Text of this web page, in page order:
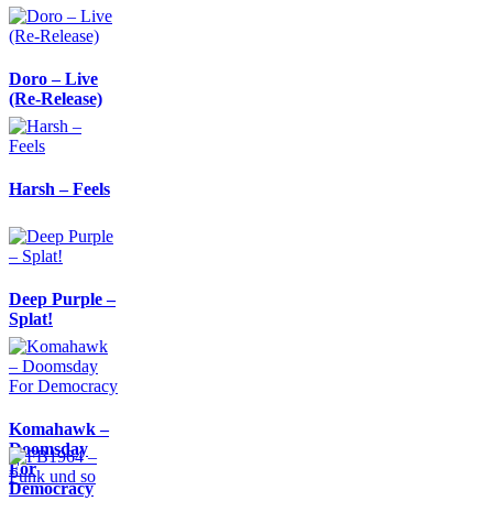
Doro – Live
(Re-Release)
Harsh – Feels
Deep Purple –
Splat!
Komahawk –
Doomsday
For
Democracy